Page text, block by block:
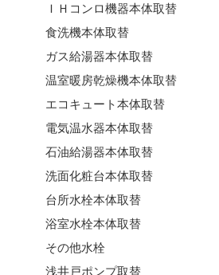
ＩＨコンロ機器本体取替
食洗機本体取替
ガス給湯器本体取替
温室暖房乾燥機本体取替
エコキュート本体取替
電気温水器本体取替
石油給湯器本体取替
洗面化粧台本体取替
台所水栓本体取替
浴室水栓本体取替
その他水栓
浅井戸ポンプ取替